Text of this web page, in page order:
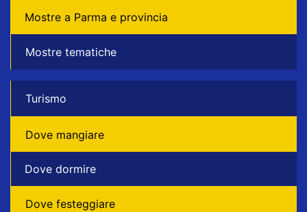
Mostre a Parma e provincia
Mostre tematiche
Turismo
Dove mangiare
Dove dormire
Dove festeggiare